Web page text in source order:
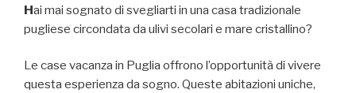
Hai mai sognato di svegliarti in una casa tradizionale
pugliese circondata da ulivi secolari e mare cristallino?
Le case vacanza in Puglia offrono l’opportunità di vivere
questa esperienza da sogno. Queste abitazioni uniche,